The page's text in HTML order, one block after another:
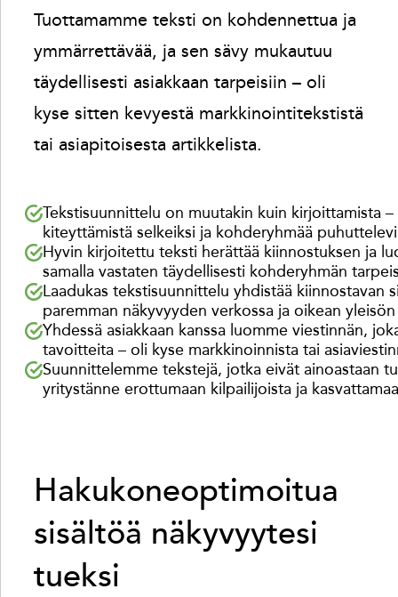
Tuottamamme teksti on kohdennettua ja
ymmärrettävää, ja sen sävy mukautuu
täydellisesti asiakkaan tarpeisiin – oli
kyse sitten kevyestä markkinointitekstistä
tai asiapitoisesta artikkelista.
Tekstisuunnittelu on muutakin kuin kirjoittamista
kiteyttämistä selkeiksi ja kohderyhmää
Hyvin kirjoitettu teksti herättää kiinnostuksen ja
samalla vastaten täydellisesti kohderyhmän
Laadukas tekstisuunnittelu yhdistää kiinnostavan
paremman näkyvyyden verkossa ja oikean
Yhdessä asiakkaan kanssa luomme viestinnän,
tavoitteita – oli kyse markkinoinnista tai
Suunnittelemme tekstejä, jotka eivät ainoastaan
yritystänne erottumaan kilpailijoista ja
Hakukoneoptimoitua
sisältöä näkyvyytesi
tueksi